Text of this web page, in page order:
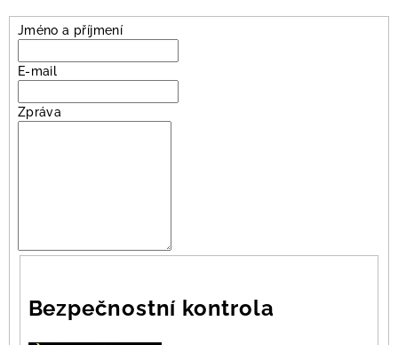
Jméno a příjmení
E-mail
Zpráva
Bezpečnostní kontrola